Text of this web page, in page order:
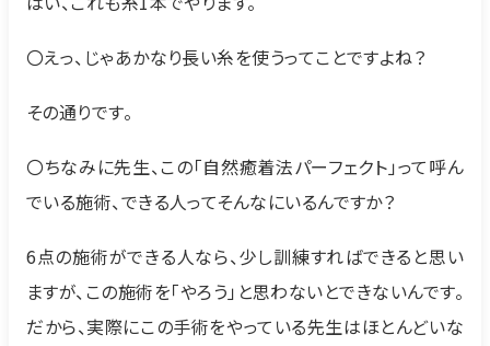
〇えっ、じゃあかなり長い糸を使うってことですよね？
その通りです。
〇ちなみに先生、この「自然癒着法パーフェクト」って呼ん
でいる施術、できる人ってそんなにいるんですか？
6点の施術ができる人なら、少し訓練すればできると思い
ますが、この施術を「やろう」と思わないとできないんです。
だから、実際にこの手術をやっている先生はほとんどいな